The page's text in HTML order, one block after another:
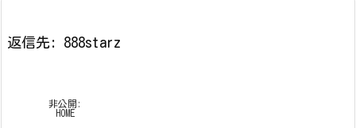
返信先: 888starz
非公開:
HOME